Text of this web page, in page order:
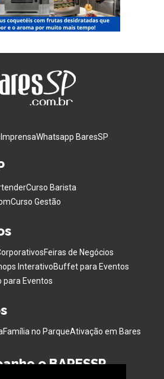
ImprensaWhatsapp BaresSP
Curso Barista
Curso Gestão
Feiras de Negócios
InterativoBuffet para Eventos
para Eventos
Família no ParqueAtivação em Bares
o BARESSP